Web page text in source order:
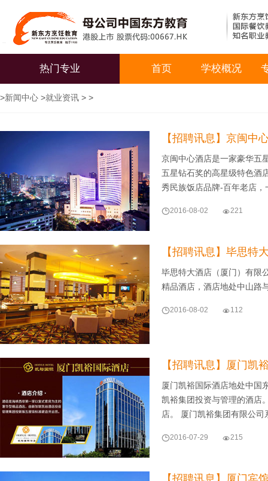
热门专业 首页 学校概况
>新闻中心 >就业资讯 > >
【招聘讯息】京闽中
京闽中心酒店是一家豪华五
五星钻石奖的高星级特色酒
秀民族饭店品牌-百年老店
2016-08-02 221
【招聘讯息】毕思特
毕思特大酒店（厦门）有限
精品酒店，酒店地处中山
2016-08-02 112
【招聘讯息】厦门凯
厦门凯裕国际酒店地处中国
凯裕集团投资与管理的酒店
店。 厦门凯裕集团有限公
2016-07-29 215
【招聘讯息】厦门宾